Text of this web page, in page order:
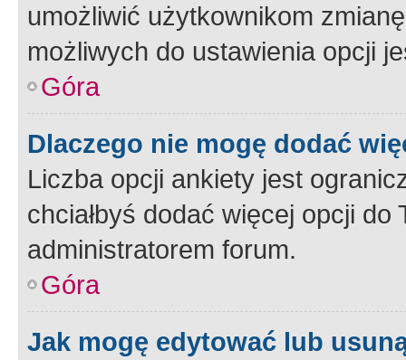
umożliwić użytkownikom
możliwych do ustawienia opcji
Góra
Dlaczego nie mogę dodać
Liczba opcji ankiety jest
chciałbyś dodać więcej opcji
administratorem forum.
Góra
Jak mogę edytować lub